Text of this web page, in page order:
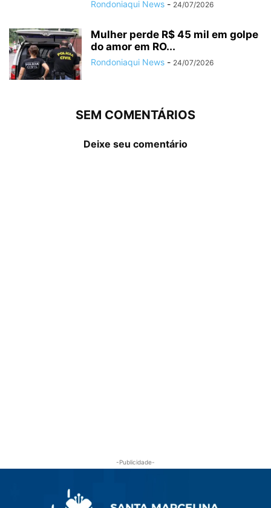
Rondoniaqui News - 24/07/2026
Mulher perde R$ 45 mil em golpe
do amor em RO...
Rondoniaqui News - 24/07/2026
SEM COMENTÁRIOS
Deixe seu comentário
-Publicidade-